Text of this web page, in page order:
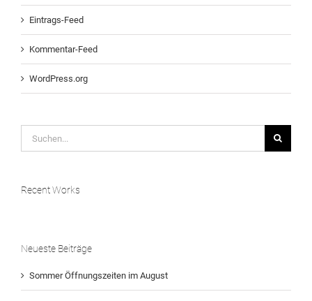
Eintrags-Feed
Kommentar-Feed
WordPress.org
Recent Works
Neueste Beiträge
Sommer Öffnungszeiten im August